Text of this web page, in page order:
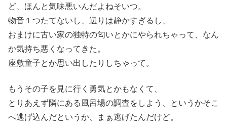
ど、ほんと気味悪いんだよねそいつ。
物音１つたてないし、辺りは静かすぎるし、
おまけに古い家の独特の匂いとかにやられちゃって、なん
か気持ち悪くなってきた。
座敷童子とか思い出したりしちゃって。
もうその子を見に行く勇気とかもなくて、
とりあえず隣にある風呂場の調査をしよう、というかそこ
へ逃げ込んだというか、まぁ逃げたんだけど。